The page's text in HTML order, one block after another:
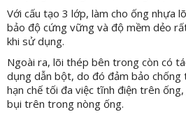
Với cấu tạo 3 lớp, làm cho ống nhựa
bảo độ cứng vững và độ mềm dẻo
khi sử dụng.
Ngoài ra, lõi thép bên trong còn có
dụng dẫn bột, do đó đảm bảo
hạn chế tối đa việc tĩnh điện trên
bụi trên trong nòng ống.